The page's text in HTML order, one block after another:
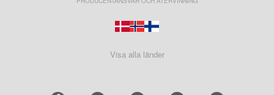
Visa alla länder